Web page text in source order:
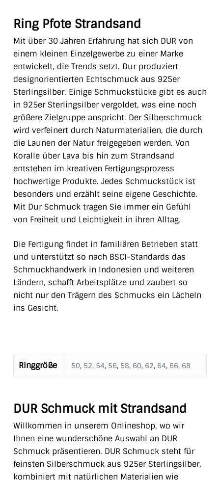
Ring Pfote Strandsand
Mit über 30 Jahren Erfahrung hat sich DUR von
einem kleinen Einzelgewerbe zu einer Marke
entwickelt, die Trends setzt. Dur produziert
designorientierten Echtschmuck aus 925er
Sterlingsilber. Einige Schmuckstücke gibt es auch
in 925er Sterlingsilber vergoldet, was eine noch
größere Zielgruppe anspricht. Der Silberschmuck
wird verfeinert durch Naturmaterialien, die durch
die Launen der Natur freigegeben werden. Von
Koralle über Lava bis hin zum Strandsand
entstehen im kreativen Fertigungsprozess
hochwertige Produkte. Jedes Schmuckstück ist
besonders und erzählt seine eigene Geschichte.
Mit Dur Schmuck tragen Sie immer ein Gefühl
von Freiheit und Leichtigkeit in ihren Alltag.
Die Fertigung findet in familiären Betrieben statt
und unterstützt so nach BSCI-Standards das
Schmuckhandwerk in Indonesien und weiteren
Ländern, schafft Arbeitsplätze und zaubert so
nicht nur den Trägern des Schmucks ein Lächeln
ins Gesicht.
Ringgröße 50, 52, 54, 56, 58, 60, 62, 64, 66, 68
DUR Schmuck mit Strandsand
Willkommen in unserem Onlineshop, wo wir
Ihnen eine wunderschöne Auswahl an DUR
Schmuck präsentieren. DUR Schmuck steht für
feinsten Silberschmuck aus 925er Sterlingsilber,
kombiniert mit natürlichen Materialien wie